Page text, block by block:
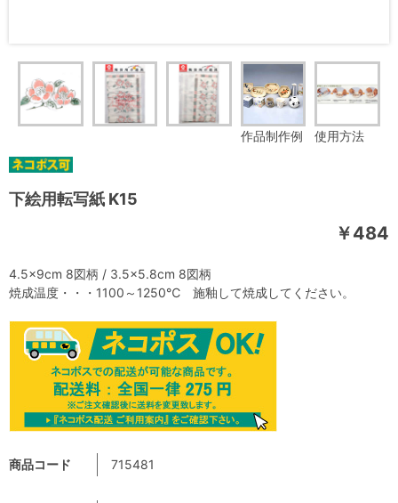
作品制作例 使用方法
下絵用転写紙 K15
￥484
商品コード 715481
4.5×9cm 8図柄 / 3.5×5.8cm 8図柄
焼成温度・・・1100～1250℃ 施釉して焼成してください。